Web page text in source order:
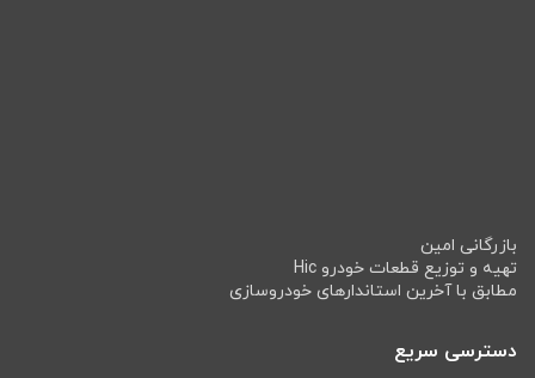
بازرگانی امین
تهیه و توزیع قطعات خودرو Hic
مطابق با آخرین استاندارهای خودروسازی
دسترسی سریع